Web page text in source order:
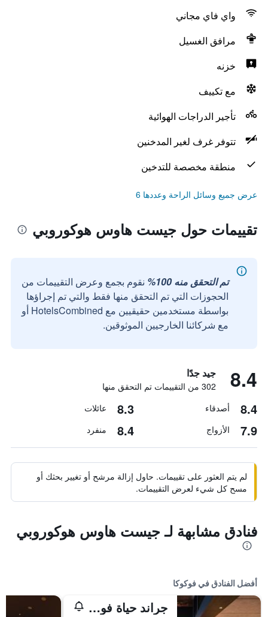
واي فاي مجاني
مرافق الغسيل
خزنه
مع تكييف
تأجير الدراجات الهوائية
تتوفر غرف لغير المدخنين
منطقة مخصصة للتدخين
عرض جميع وسائل الراحة وعددها 6
تقييمات حول جيست هاوس هوكوروبي
تم التحقق منه 100%
نقوم بجمع وعرض التقييمات من
الحجوزات التي تم التحقق منها فقط والتي تم إجراؤها
بواسطة مستخدمين حقيقيين مع HotelsCombined أو
مع شركائنا الخارجيين الموثوقين.
8.4 جيد جدًا
302 من التقييمات تم التحقق منها
8.4 أصدقاء 8.3 عائلات
7.9 الأزواج 8.4 منفرد
لم يتم العثور على تقييمات. حاول إزالة مرشح أو تغيير بحثك أو
مسح كل شيء لعرض التقييمات.
فنادق مشابهة لـ جيست هاوس هوكوروبي
أفضل الفنادق في فوكوكا
جراند حياة فوكوكا